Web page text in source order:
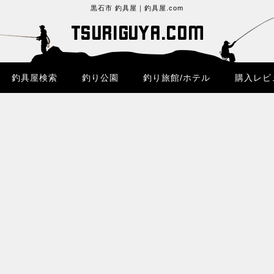
黒石市 釣具屋｜釣具屋.com
釣具屋検索 釣り公園 釣り旅館/ホテル 購入レビ